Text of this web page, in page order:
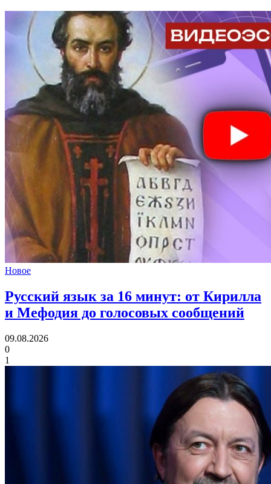
Новое
Русский язык за 16 минут: от Кирилла
и Мефодия до голосовых сообщений
09.08.2026
0
1